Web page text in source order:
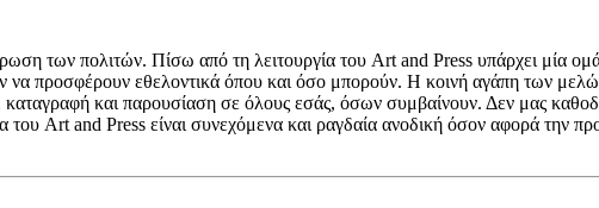
των πολιτών. Πίσω από τη λειτουργία του Art and Press υπάρχει μία
προσφέρουν εθελοντικά όπου και όσο μπορούν. Η κοινή αγάπη των
και παρουσίαση σε όλους εσάς, όσων συμβαίνουν. Δεν μας
Art and Press είναι συνεχόμενα και ραγδαία ανοδική όσον αφορά την